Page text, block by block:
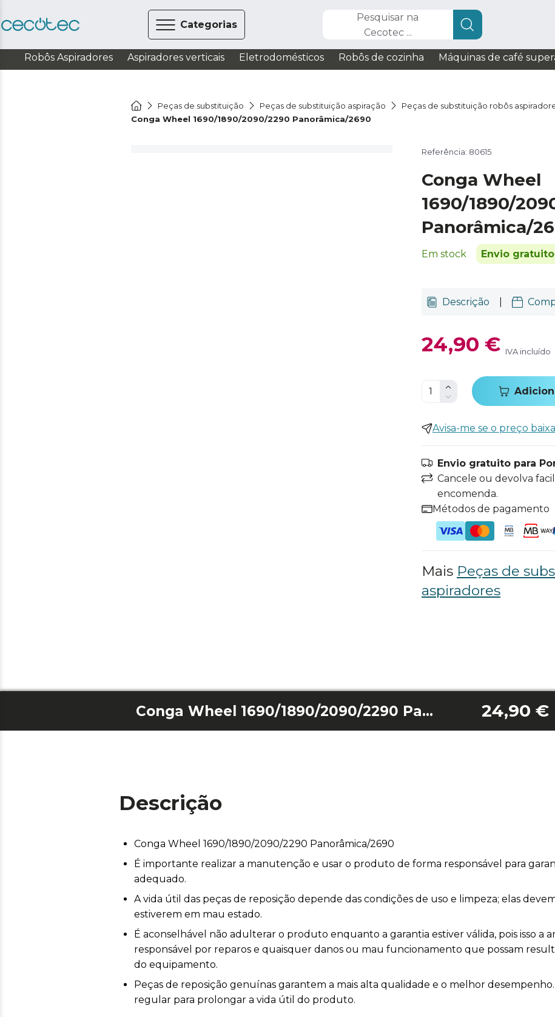
Categorias
Pesquisar na
Cecotec ...
Robôs Aspiradores Aspiradores verticais Eletrodomésticos Robôs de cozinha Máquinas de café
Peças de substituição Peças de substituição aspiração
Peças de substituição robôs
Conga Wheel 1690/1890/2090/2290 Panorâmica/2690
Referência: 80615
Conga Wheel
1690/1890/
Panorâmica/
Em stock Envio
Descrição
24,90 € IVA incluído
Avisa-me se o preço
Envio gratuito para
Cancele ou devolva
encomenda.
Métodos de pagamento
Mais Peças de
aspiradores
Conga Wheel 1690/1890/2090/2290 Panorâmica/2690 24,90 €
Descrição
Conga Wheel 1690/1890/2090/2290 Panorâmica/2690
É importante realizar a manutenção e usar o produto de forma responsável para
adequado.
A vida útil das peças de reposição depende das condições de uso e limpeza; elas
estiverem em mau estado.
É aconselhável não adulterar o produto enquanto a garantia estiver válida, pois isso a
responsável por reparos e quaisquer danos ou mau funcionamento que possam
do equipamento.
Peças de reposição genuínas garantem a mais alta qualidade e o melhor
regular para prolongar a vida útil do produto.